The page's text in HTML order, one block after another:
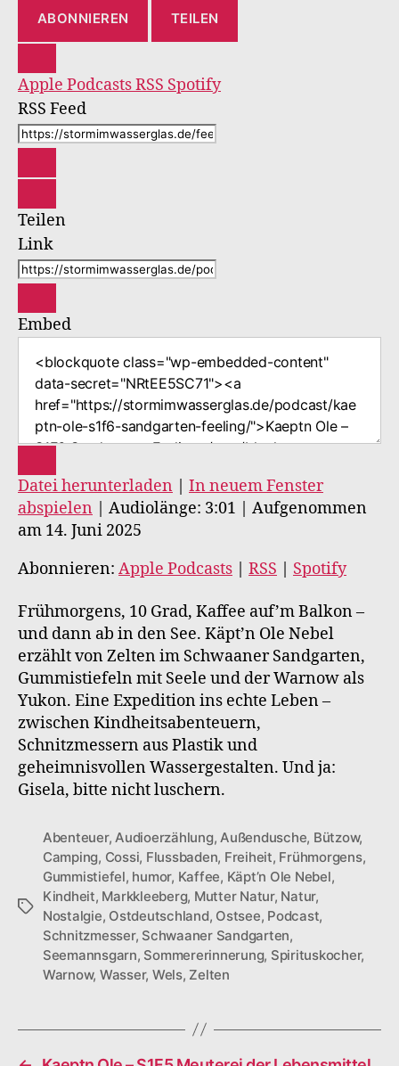
ABONNIEREN TEILEN
Apple PodcastsRSS Spotify
RSS Feed
Teilen
Link
Embed
Datei herunterladen
In neuem Fenster
abspielen
Audiolänge: 3:01
Aufgenommen
am 14. Juni 2025
Abonnieren: Apple Podcasts RSS Spotify
Frühmorgens, 10 Grad, Kaffee auf’m Balkon –
und dann ab in den See. Käpt’n Ole Nebel
erzählt von Zelten im Schwaaner Sandgarten,
Gummistiefeln mit Seele und der Warnow als
Yukon. Eine Expedition ins echte Leben –
zwischen Kindheitsabenteuern,
Schnitzmessern aus Plastik und
geheimnisvollen Wassergestalten. Und ja:
Gisela, bitte nicht luschern.
Schlagwörter
Abenteuer, Audioerzählung, Außendusche, Bützow,
Camping, Cossi, Flussbaden, Freiheit, Frühmorgens,
Gummistiefel, humor, Kaffee, Käpt’n Ole Nebel,
Kindheit, Markkleeberg, Mutter Natur, Natur,
Nostalgie, Ostdeutschland, Ostsee, Podcast,
Schnitzmesser, Schwaaner Sandgarten,
Seemannsgarn, Sommererinnerung, Spirituskocher,
Warnow, Wasser, Wels, Zelten